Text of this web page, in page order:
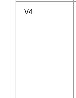
V4